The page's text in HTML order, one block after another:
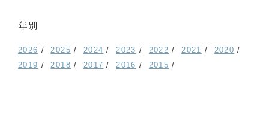
年別
2026 2025 2024 2023 2022 2021
2020
2019
2018 2017 2016 2015